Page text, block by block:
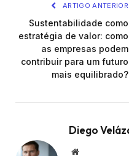
ARTIGO ANTERIOR
Sustentabilidade como
estratégia de valor: como
as empresas podem
contribuir para um futuro
mais equilibrado?
Diego
Website